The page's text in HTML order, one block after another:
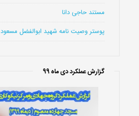
مستند حاجی دانا
پوستر وصیت نامه شهید ابوالفضل مسعود
گزارش عملکرد دی ماه 99